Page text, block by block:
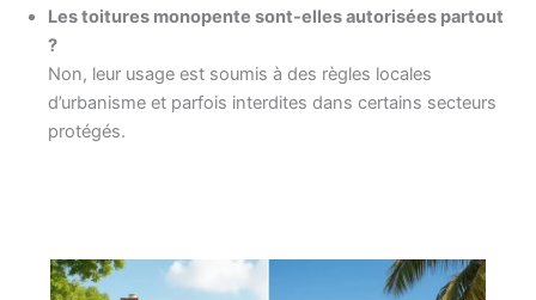
Les toitures monopente sont-elles autorisées partout
?
Non, leur usage est soumis à des règles locales
d’urbanisme et parfois interdites dans certains secteurs
protégés.